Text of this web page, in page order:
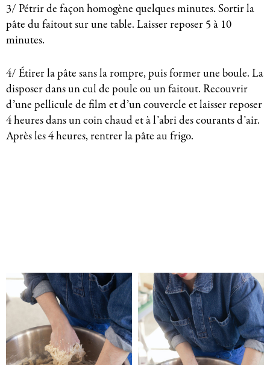
3/ Pétrir de façon homogène quelques minutes. Sortir la
pâte du faitout sur une table. Laisser reposer 5 à 10
minutes.
4/ Étirer la pâte sans la rompre, puis former une boule. La
disposer dans un cul de poule ou un faitout. Recouvrir
d’une pellicule de film et d’un couvercle et laisser reposer
4 heures dans un coin chaud et à l’abri des courants d’air.
Après les 4 heures, rentrer la pâte au frigo.